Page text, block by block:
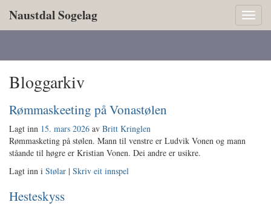
Toggle
Naustdal Sogelag
Bloggarkiv
Rømmaskeeting på Vonastølen
Lagt inn 15. mars 2026 av Britt Kringlen
Rømmasketing på stølen. Mann til venstre er Ludvik Vonen og mann
ståande til høgre er Kristian Vonen. Dei andre er usikre.
Lagt inn i Stølar | Skriv eit innspel
Hesteskyss